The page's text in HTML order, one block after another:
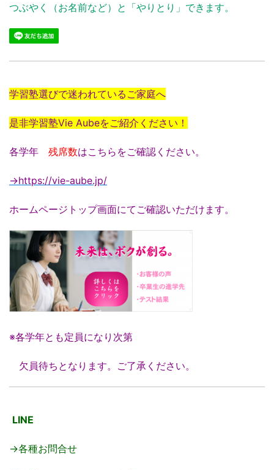
つぶやく（お名前など）と「やりとり」できます。
学習塾選びで迷われているご家庭へ
是非学習塾Vie Aubeをご紹介ください！
各学年 残席数はこちらをご確認ください。
→https://vie-aube.jp/
ホームページトップ画面にてご確認いただけます。
※各学年とも定員になり次第
欠員待ちとなります。ご了承ください。
LINE
→各種お問合せ